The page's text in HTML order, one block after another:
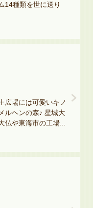
14種類を世に送り
広場には可愛いキノ
ルヘンの森♪ 星城大
や東海市の工場...